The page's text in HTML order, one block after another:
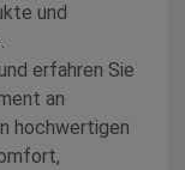
und
erfahren Sie
an
hochwertigen